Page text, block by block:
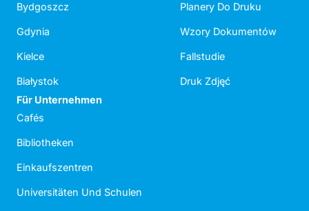
Bydgoszcz
Gdynia
Kielce
Białystok
Planery Do Druku
Wzory Dokumentów
Fallstudie
Druk Zdjęć
Für Unternehmen
Cafés
Bibliotheken
Einkaufszentren
Universitäten Und Schulen